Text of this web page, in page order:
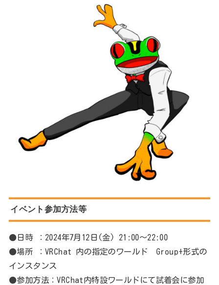
イベント参加方法等
●日時 ：2024年7月12日(金) 21:00～22:00
●場所 ：VRChat 内の指定のワールド Group+形式の
インスタンス
●参加方法：VRChat内特設ワールドにて試着会に参加